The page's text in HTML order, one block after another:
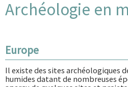
Archéologie en
Europe
Il existe des sites archéologiques
humides datant de nombreuses